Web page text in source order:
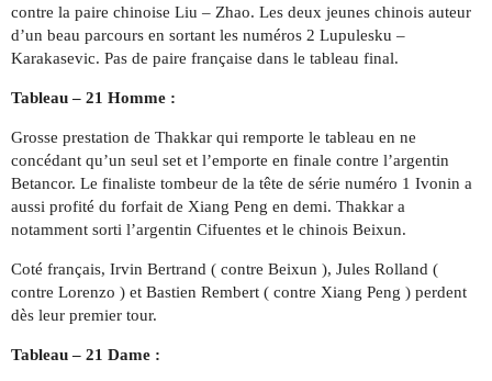
contre la paire chinoise Liu – Zhao. Les deux jeunes chinois auteur
d’un beau parcours en sortant les numéros 2 Lupulesku –
Karakasevic. Pas de paire française dans le tableau final.
Tableau – 21 Homme :
Grosse prestation de Thakkar qui remporte le tableau en ne
concédant qu’un seul set et l’emporte en finale contre l’argentin
Betancor. Le finaliste tombeur de la tête de série numéro 1 Ivonin a
aussi profité du forfait de Xiang Peng en demi. Thakkar a
notamment sorti l’argentin Cifuentes et le chinois Beixun.
Coté français, Irvin Bertrand ( contre Beixun ), Jules Rolland (
contre Lorenzo ) et Bastien Rembert ( contre Xiang Peng ) perdent
dès leur premier tour.
Tableau – 21 Dame :